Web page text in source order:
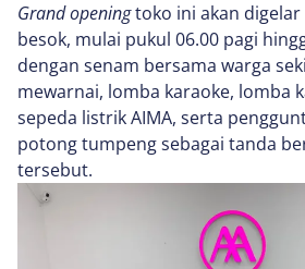
Grand openingtoko ini akan digelar
besok, mulai pukul 06.00 pagi
dengan senam bersama warga
mewarnai, lomba karaoke, lomba
sepeda listrik AIMA, serta
potong tumpeng sebagai tanda
tersebut.